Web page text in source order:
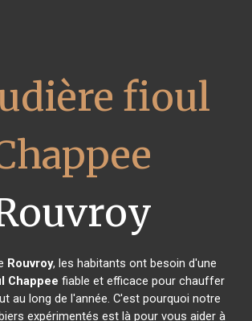
fioul
Rouvroy, les habitants ont besoin d'une
Chappee fiable et efficace pour chauffer
au long de l'année. C'est pourquoi notre
expérimentés est là pour vous aider à